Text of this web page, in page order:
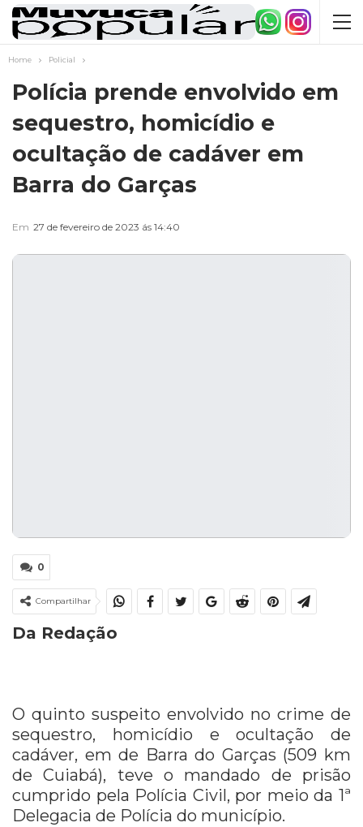
Home Policial
Polícia prende envolvido em
sequestro, homicídio e
ocultação de cadáver em
Barra do Garças
Em 27 de fevereiro de 2023 ás 14:40
0
Compartilhar
Da Redação
O quinto suspeito envolvido no crime de
sequestro, homicídio e ocultação de
cadáver, em de Barra do Garças (509 km
de Cuiabá), teve o mandado de prisão
cumprido pela Polícia Civil, por meio da 1ª
Delegacia de Polícia do município.